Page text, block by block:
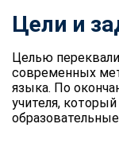
Цели и
Целью
современных
языка. По
учителя,